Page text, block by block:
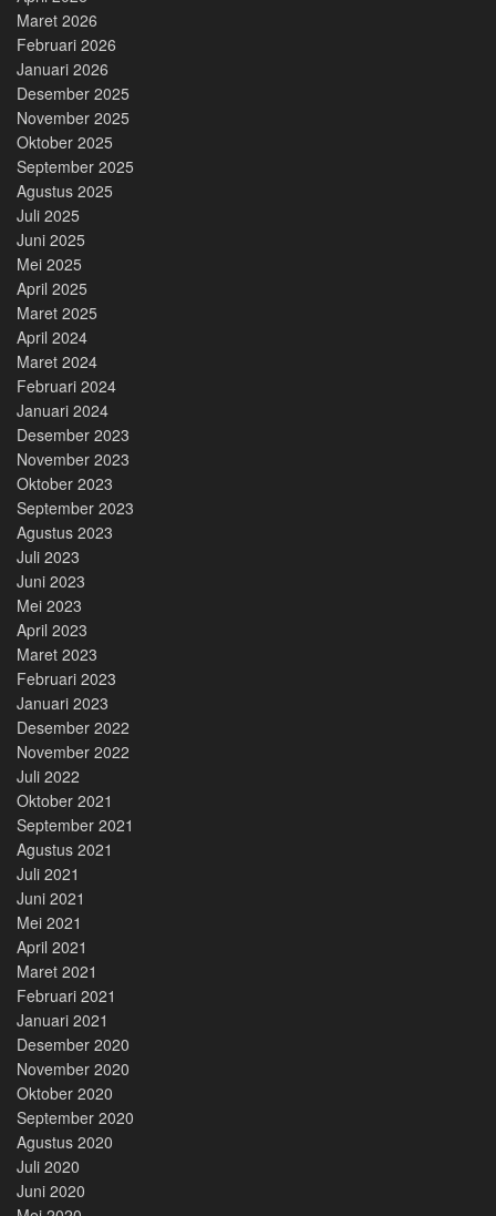
Maret 2026
Februari 2026
Januari 2026
Desember 2025
November 2025
Oktober 2025
September 2025
Agustus 2025
Juli 2025
Juni 2025
Mei 2025
April 2025
Maret 2025
April 2024
Maret 2024
Februari 2024
Januari 2024
Desember 2023
November 2023
Oktober 2023
September 2023
Agustus 2023
Juli 2023
Juni 2023
Mei 2023
April 2023
Maret 2023
Februari 2023
Januari 2023
Desember 2022
November 2022
Juli 2022
Oktober 2021
September 2021
Agustus 2021
Juli 2021
Juni 2021
Mei 2021
April 2021
Maret 2021
Februari 2021
Januari 2021
Desember 2020
November 2020
Oktober 2020
September 2020
Agustus 2020
Juli 2020
Juni 2020